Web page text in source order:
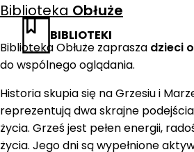
BIBLIOTEKI
Biblioteka Obłuże
Biblioteka Obłuże zaprasza dzieci
do wspólnego oglądania.
Historia skupia się na Grzesiu i
reprezentują dwa skrajne
życia. Grześ jest pełen energii,
życia. Jego dni są wypełnione